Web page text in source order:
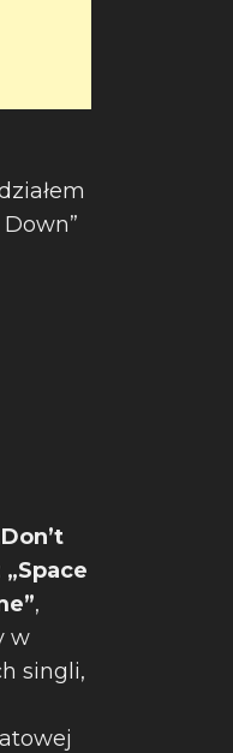
,
w
singli,